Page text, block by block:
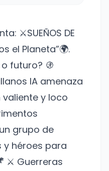
⚔️SUEÑOS DE
el Planeta”🌍.
futuro? 🚯
IA amenaza
valiente y loco
grupo de
y héroes para
⚔️ Guerreras